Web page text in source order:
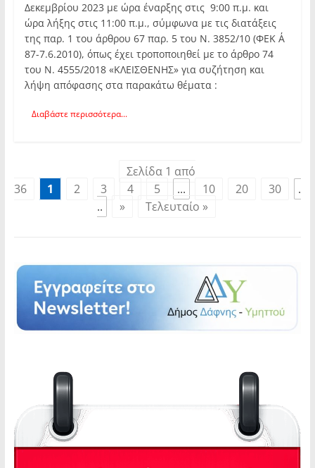
Δεκεμβρίου 2023 με ώρα έναρξης στις 9:00 π.μ. και
ώρα λήξης στις 11:00 π.μ., σύμφωνα με τις διατάξεις
της παρ. 1 του άρθρου 67 παρ. 5 του Ν. 3852/10 (ΦΕΚ Α΄
87-7.6.2010), όπως έχει τροποποιηθεί με το άρθρο 74
του Ν. 4555/2018 «ΚΛΕΙΣΘΕΝΗΣ» για συζήτηση και
λήψη απόφασης στα παρακάτω θέματα :
Διαβάστε περισσότερα...
Σελίδα 1 από
36
1 2 3 4 5 ... 10 20 30
.
..
» Τελευταίο »